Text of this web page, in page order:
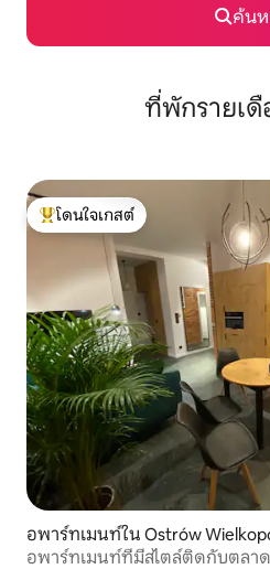
ค้น
ที่พักรายเดื
โดนใจเกสต์ที่สุด
โดนใจเกสต์
อพาร์ทเมนท์ใน Ostrów
อพาร์ทเมนท์ที่มีสไตล์ติดกับตลาด